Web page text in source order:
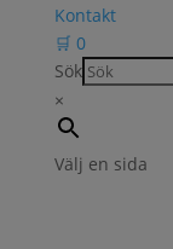
Kontakt
🛒 0
Sök
×
Välj en sida